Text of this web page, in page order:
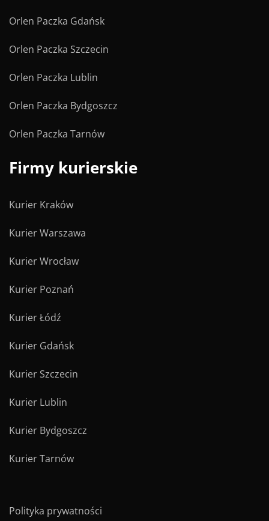
Orlen Paczka Gdańsk
Orlen Paczka Szczecin
Orlen Paczka Lublin
Orlen Paczka Bydgoszcz
Orlen Paczka Tarnów
Firmy kurierskie
Kurier Kraków
Kurier Warszawa
Kurier Wrocław
Kurier Poznań
Kurier Łódź
Kurier Gdańsk
Kurier Szczecin
Kurier Lublin
Kurier Bydgoszcz
Kurier Tarnów
Polityka prywatności